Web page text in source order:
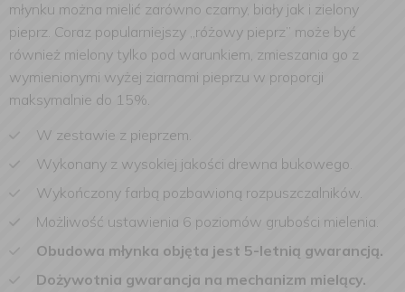
młynku można mielić zarówno czarny, biały jak i zielony
pieprz. Coraz popularniejszy „różowy pieprz” może być
również mielony tylko pod warunkiem, zmieszania go z
wymienionymi wyżej ziarnami pieprzu w proporcji
maksymalnie do 15%.
W zestawie z pieprzem.
Wykonany z wysokiej jakości drewna bukowego.
Wykończony farbą pozbawioną rozpuszczalników.
Możliwość ustawienia 6 poziomów grubości mielenia.
Obudowa młynka objęta jest 5-letnią gwarancją.
Dożywotnia gwarancja na mechanizm mielący.